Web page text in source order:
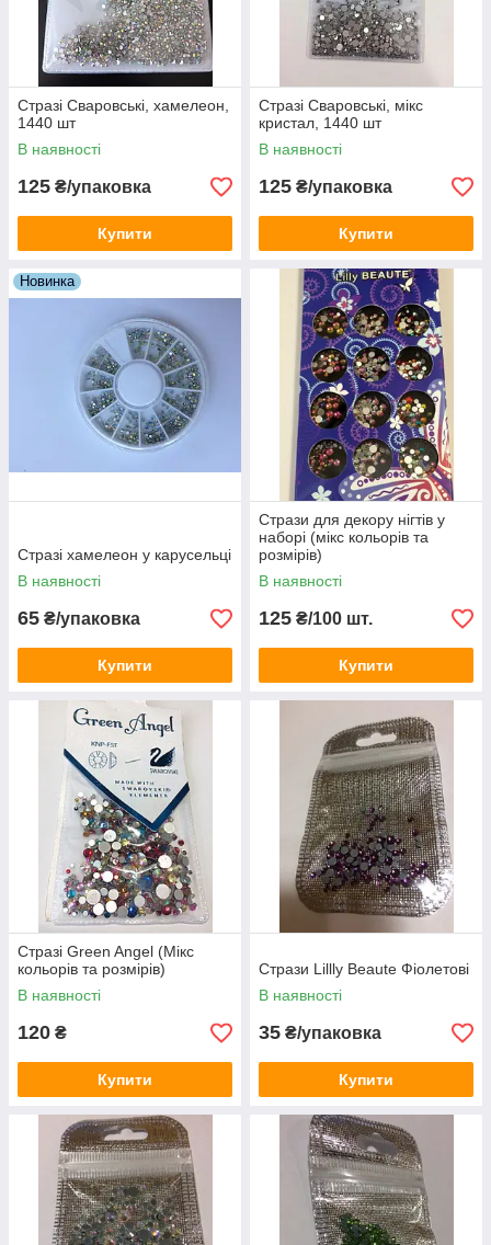
Стразі Сваровські, хамелеон,
1440 шт
В наявності
125 ₴/упаковка
Купити
Стразі Сваровські, мікс
кристал, 1440 шт
В наявності
125 ₴/упаковка
Купити
Новинка
Стразі хамелеон у карусельці
В наявності
65 ₴/упаковка
Купити
Стрази для декору нігтів у
наборі (мікс кольорів та
розмірів)
В наявності
125 ₴/100 шт.
Купити
Стразі Green Angel (Мікс
кольорів та розмірів)
В наявності
120 ₴
Купити
Стрази Lillly Beaute Фіолетові
В наявності
35 ₴/упаковка
Купити